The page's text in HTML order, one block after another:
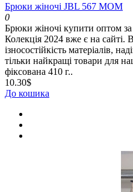
Брюки жіночі JBL 567 МОМ
0
Брюки жіночі купити оптом
Колекція 2024 вже є на сайті.
ізносостійкість матеріалів,
тільки найкращі товари для
фіксована 410 г..
10.30$
До кошика